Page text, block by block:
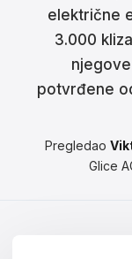
Dansk
Svenska
Norsk
električne
3.000
potvrđene
Pregledao
Glice